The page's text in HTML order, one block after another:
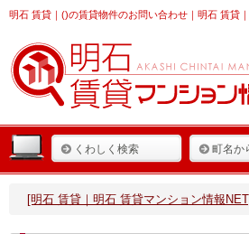
明石 賃貸 ｜()の賃貸物件のお問い合わせ｜明石 賃貸
くわしく検索 町名か
[明石 賃貸｜明石 賃貸マンション情報